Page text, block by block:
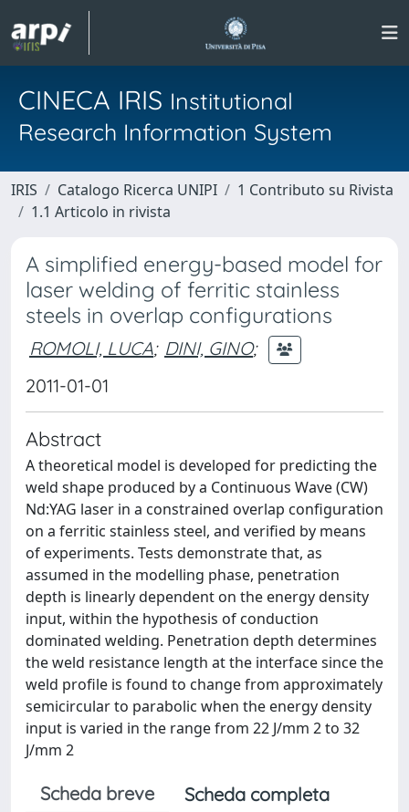
CINECA IRIS Institutional
Research Information System
IRIS Catalogo Ricerca UNIPI
1 Contributo su Rivista
1.1 Articolo in rivista
A simplified energy-based model for
laser welding of ferritic stainless
steels in overlap configurations
ROMOLI, LUCA; DINI, GINO;
2011-01-01
Abstract
A theoretical model is developed for predicting the
weld shape produced by a Continuous Wave (CW)
Nd:YAG laser in a constrained overlap configuration
on a ferritic stainless steel, and verified by means
of experiments. Tests demonstrate that, as
assumed in the modelling phase, penetration
depth is linearly dependent on the energy density
input, within the hypothesis of conduction
dominated welding. Penetration depth determines
the weld resistance length at the interface since the
weld profile is found to change from approximately
semicircular to parabolic when the energy density
input is varied in the range from 22 J/mm 2 to 32
J/mm 2
Scheda breve
Scheda completa